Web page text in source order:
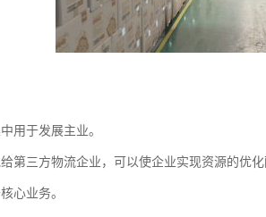
用于发展主业。
第三方物流企业，可以使企业实现资源的优
心业务。